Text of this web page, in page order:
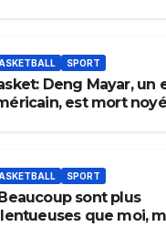
SPORT
Deng Mayar, un
est mort
SPORT
sont plus
que moi,